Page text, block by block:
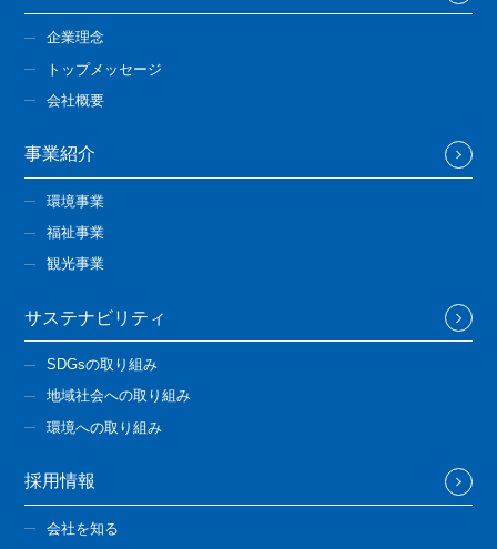
企業理念
トップメッセージ
会社概要
事業紹介
環境事業
福祉事業
観光事業
サステナビリティ
SDGsの取り組み
地域社会への取り組み
環境への取り組み
採用情報
会社を知る